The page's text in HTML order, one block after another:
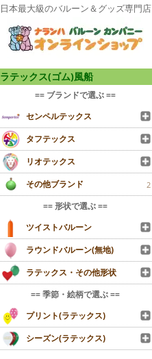
日本最大級のバルーン＆グッズ専門店
ラテックス(ゴム)風船
== ブランドで選ぶ ==
センペルテックス
タフテックス
リオテックス
その他ブランド
2
== 形状で選ぶ ==
ツイストバルーン
ラウンドバルーン(無地)
ラテックス・その他形状
== 季節・絵柄で選ぶ ==
プリント(ラテックス)
シーズン(ラテックス)